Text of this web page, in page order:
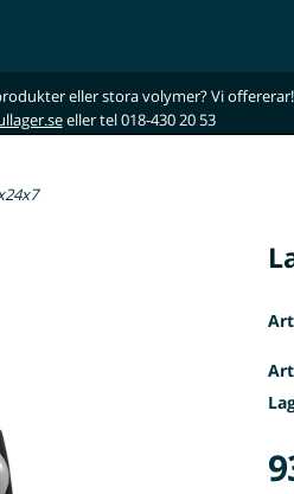
eller stora volymer? Vi offererar!
eller tel 018-430 20 53